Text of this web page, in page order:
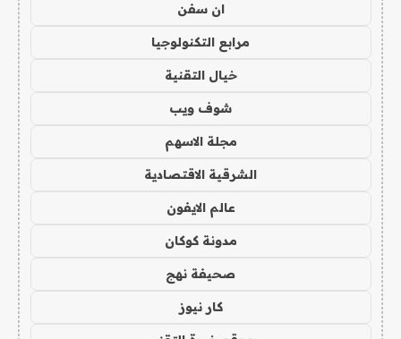
ان سفن
مرابع التكنولوجيا
خيال التقنية
شوف ويب
مجلة الاسهم
الشرقية الاقتصادية
عالم الايفون
مدونة كوكان
صحيفة نهج
كار نيوز